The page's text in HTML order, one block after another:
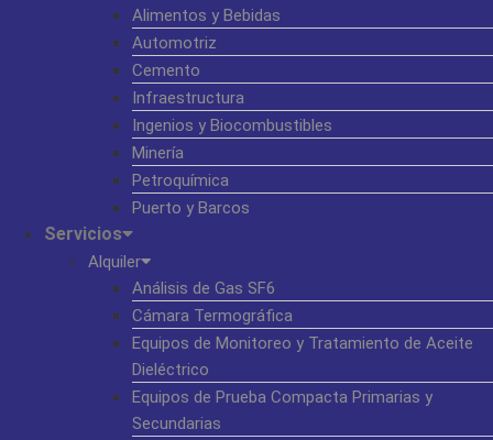
Alimentos y Bebidas
Automotriz
Cemento
Infraestructura
Ingenios y Biocombustibles
Minería
Petroquímica
Puerto y Barcos
Servicios
Alquiler
Análisis de Gas SF6
Cámara Termográfica
Equipos de Monitoreo y Tratamiento de Aceite
Dieléctrico
Equipos de Prueba Compacta Primarias y
Secundarias